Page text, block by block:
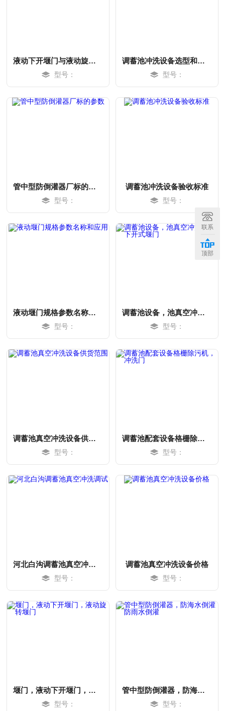
液动下开堰门与液动旋转堰门验收移交
型号：
调蓄池冲洗设备选型和厂家
型号：
管中型防倒灌器厂标的参数
型号：
调蓄池冲洗设备验收标准
型号：
液动堰门规格参数名称和应用
型号：
调蓄池设备，池真空冲洗设备下开式堰门
型号：
调蓄池真空冲洗设备供货范围
型号：
调蓄池配套设备格栅除污机，冲洗门
型号：
河北白沟调蓄池真空冲洗调试
型号：
调蓄池真空冲洗设备价格
型号：
堰门，液动下开堰门，液动旋转堰门
型号：
管中型防倒灌器，防海水倒灌防雨水倒灌
型号：
联系
顶部